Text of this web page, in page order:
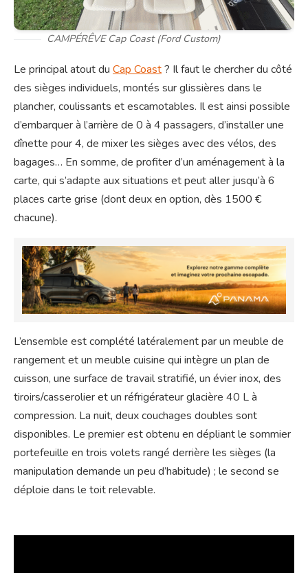
CAMPÉRÊVE Cap Coast (Ford Custom)
Le principal atout du Cap Coast? Il faut le chercher du côté
des sièges individuels, montés sur glissières dans le
plancher, coulissants et escamotables. Il est ainsi possible
d’embarquer à l’arrière de 0 à 4 passagers, d’installer une
dînette pour 4, de mixer les sièges avec des vélos, des
bagages… En somme, de profiter d’un aménagement à la
carte, qui s’adapte aux situations et peut aller jusqu’à 6
places carte grise (dont deux en option, dès 1500 €
chacune).
L’ensemble est complété latéralement par un meuble de
rangement et un meuble cuisine qui intègre un plan de
cuisson, une surface de travail stratifié, un évier inox, des
tiroirs/casserolier et un réfrigérateur glacière 40 L à
compression. La nuit, deux couchages doubles sont
disponibles. Le premier est obtenu en dépliant le sommier
portefeuille en trois volets rangé derrière les sièges (la
manipulation demande un peu d’habitude) ; le second se
déploie dans le toit relevable.